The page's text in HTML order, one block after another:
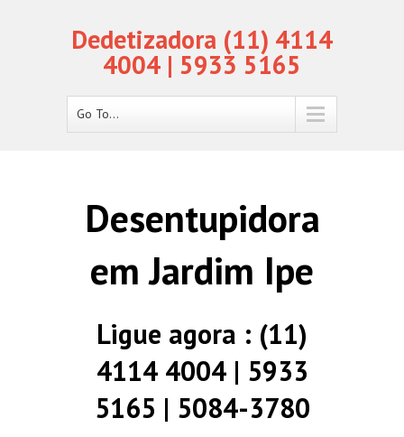
Dedetizadora (11) 4114
4004 | 5933 5165
Go To...
Desentupidora
em Jardim Ipe
Ligue agora : (11)
4114 4004 | 5933
5165 | 5084-3780